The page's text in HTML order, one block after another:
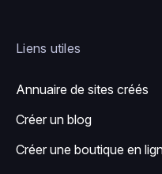
Liens utiles
Annuaire de sites créés
Créer un blog
Créer une boutique en